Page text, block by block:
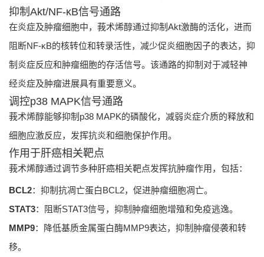
抑制Akt/NF-κB信号通路
在炎症及肿瘤细胞中，莪术烯醇通过抑制Akt激酶的活化，进而
阻断NF-κB的核转位和转录活性，减少促炎细胞因子的表达，抑
制炎症反应和肿瘤细胞的存活信号。该通路的抑制对于减轻神
经炎症及肿瘤进展具有重要意义。
调控p38 MAPK信号通路
莪术烯醇能够抑制p38 MAPK的磷酸化，减弱炎症介质的释放和
细胞应激反应，发挥抗炎和细胞保护作用。
作用于肝癌相关靶点
莪术烯醇通过调节多种肝癌相关靶点发挥抗肿瘤作用，包括：
BCL2：抑制抗凋亡蛋白BCL2，促进肿瘤细胞凋亡。
STAT3：阻断STAT3信号，抑制肿瘤细胞增殖和免疫逃逸。
MMP9：降低基质金属蛋白酶MMP9表达，抑制肿瘤侵袭和转
移。